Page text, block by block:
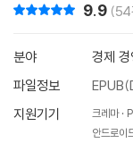
9.9 (54
분야 경제 경
파일정보
지원기기
크레마
안드로이